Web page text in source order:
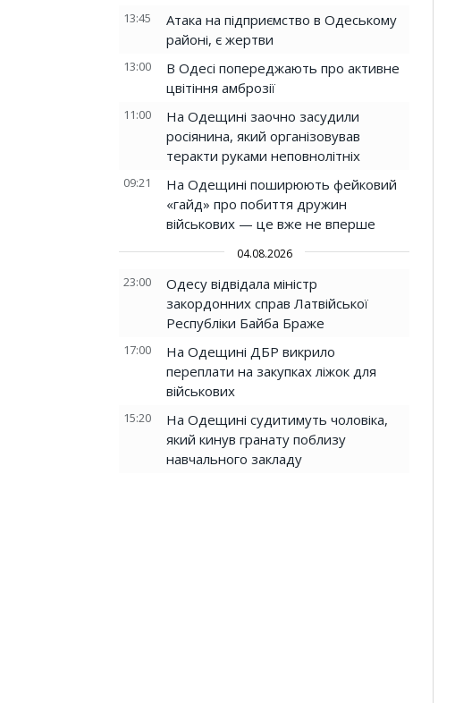
13:45
Атака на підприємство в Одеському
районі, є жертви
13:00
В Одесі попереджають про активне
цвітіння амброзії
11:00
На Одещині заочно засудили
росіянина, який організовував
теракти руками неповнолітніх
09:21
На Одещині поширюють фейковий
«гайд» про побиття дружин
військових — це вже не вперше
04.08.2026
23:00
Одесу відвідала міністр
закордонних справ Латвійської
Республіки Байба Браже
17:00
На Одещині ДБР викрило
переплати на закупках ліжок для
військових
15:20
На Одещині судитимуть чоловіка,
який кинув гранату поблизу
навчального закладу